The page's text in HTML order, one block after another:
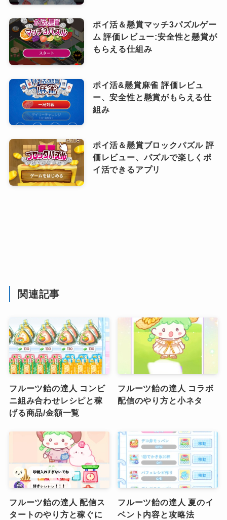
ポイ活＆懸賞マッチ3パズルゲー
ム 評価レビュー:安全性と懸賞が
もらえる仕組み
ポイ活&懸賞麻雀 評価レビュ
ー、安全性と懸賞がもらえる仕
組み
ポイ活＆懸賞ブロックパズル 評
価レビュー、パズルで楽しくポ
イ活できるアプリ
関連記事
フルーツ飴の達人 コンビ
ニ組み合わせレシピと稼
げる商品/金額一覧
フルーツ飴の達人 コラボ
配信のやり方と小ネタ
フルーツ飴の達人 配信ス
タートのやり方と稼ぐに
フルーツ飴の達人 夏のイ
ベント内容と攻略法